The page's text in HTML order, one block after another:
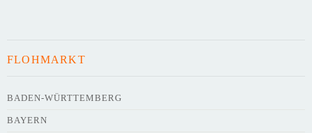
FLOHMARKT
BADEN-WÜRTTEMBERG
BAYERN